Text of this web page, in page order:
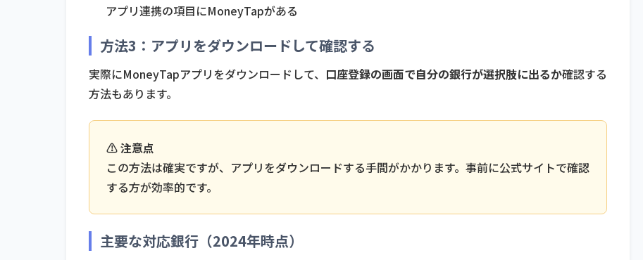
アプリ連携の項目にMoneyTapがある
方法3：アプリをダウンロードして確認する
実際にMoneyTapアプリをダウンロードして、 口座登録の画面で自分の銀行が選択肢に出るか確認する
方法もあります。
⚠️ 注意点
この方法は確実ですが、アプリをダウンロードする手間がかかります。事前に公式サイトで確認
する方が効率的です。
主要な対応銀行（2024年時点）